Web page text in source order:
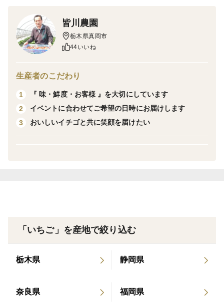
1,000円にて販売いたします。
★新しいパッケージは輸送時の傷みがすくなく、きれい
な状態でお届けできます。
たします。
この機会にぜひ一度お召し上がりください。
★大切な方への贈り物にもどうぞ。
●●●●●●●●●●●●●●●●●●●●●●●●●●●●●●●●●●●●●
私たちが心を込めて育てた自慢の『とちあいか』をお届
甘さ】 です。一般的な品種に比べて酸味が少なく、口
皆川農園
栃木県真岡市
44いいね
生産者のこだわり
1
『 味・鮮度・お客様 』を大切にしています
2
イベントに合わせてご希望の日時にお届けします
3
おいしいイチゴと共に笑顔を届けたい
「いちご」を産地で絞り込む
栃木県 静岡県
奈良県 福岡県